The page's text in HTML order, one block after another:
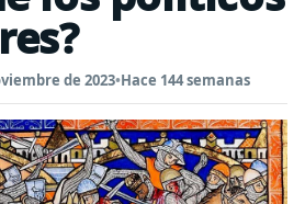
de 2023•Hace 144 semanas